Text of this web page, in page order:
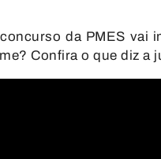
da PMES vai
Confira o que diz a